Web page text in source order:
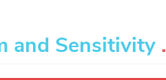
and Sensitivity .